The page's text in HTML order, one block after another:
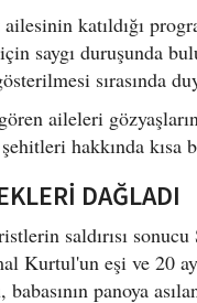
katıldığı
saygı duruşunda
sırasında
aileleri
hakkında kısa
DAĞLADI
saldırısı
Kurtul'un eşi ve 20
panoya